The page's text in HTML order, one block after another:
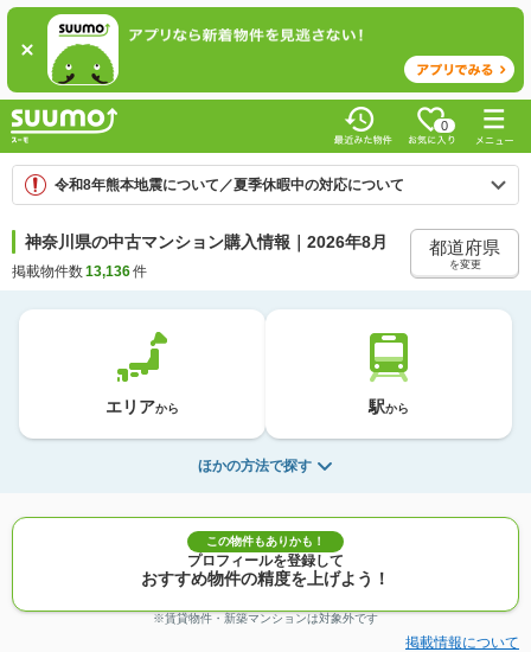
0
令和8年熊本地震について／夏季休暇中の対応について
神奈川県の中古マンション購入情報｜2026年8月
掲載物件数13,136件
都道府県
を変更
エリアから 駅から
この物件もありかも！
プロフィールを登録して
おすすめ物件の精度を上げよう！
※賃貸物件・新築マンションは対象外です
掲載情報について